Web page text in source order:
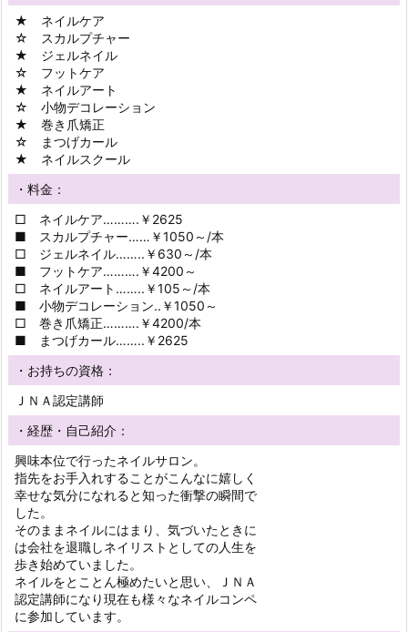
★ ネイルケア
☆ スカルプチャー
★ ジェルネイル
☆ フットケア
★ ネイルアート
☆ 小物デコレーション
★ 巻き爪矯正
☆ まつげカール
★ ネイルスクール
・料金：
□ ネイルケア……….￥2625
■ スカルプチャー……￥1050～/本
□ ジェルネイル……..￥630～/本
■ フットケア……….￥4200～
□ ネイルアート……..￥105～/本
■ 小物デコレーション..￥1050～
□ 巻き爪矯正……….￥4200/本
■ まつげカール……..￥2625
・お持ちの資格：
ＪＮＡ認定講師
・経歴・自己紹介：
興味本位で行ったネイルサロン。
指先をお手入れすることがこんなに嬉しく
幸せな気分になれると知った衝撃の瞬間で
した。
そのままネイルにはまり、気づいたときに
は会社を退職しネイリストとしての人生を
歩き始めていました。
ネイルをとことん極めたいと思い、ＪＮＡ
認定講師になり現在も様々なネイルコンペ
に参加しています。